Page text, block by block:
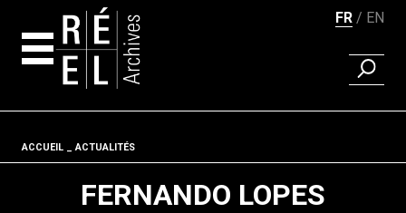
FR EN
Fil d'ariane
ACCUEIL ACTUALITÉS
FERNANDO LOPES